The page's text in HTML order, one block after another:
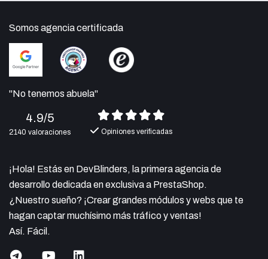
Somos agencia certificada
"No tenemos abuela"
4.9/5
2140 valoraciones Opiniones verificadas
¡Hola! Estás en DevBlinders, la primera agencia de
desarrollo dedicada en exclusiva a PrestaShop.
¿Nuestro sueño? ¡Crear grandes módulos y webs que te
hagan captar muchísimo más tráfico y ventas!
Así. Fácil.